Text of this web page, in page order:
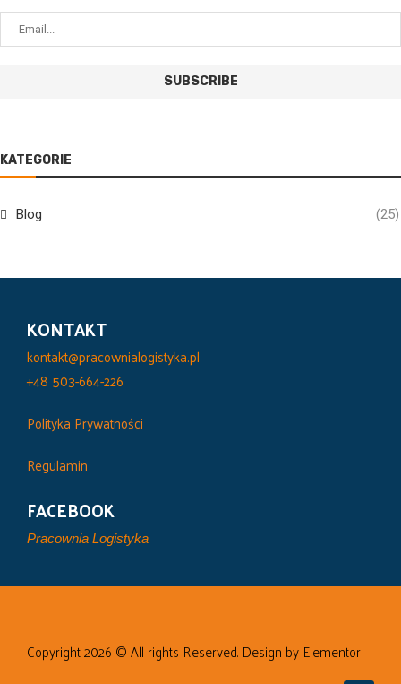
KATEGORIE
Blog (25)
KONTAKT
kontakt@pracownialogistyka.pl
+48 503-664-226
Polityka Prywatności
Regulamin
FACEBOOK
Pracownia Logistyka
Copyright 2026 © All rights Reserved. Design by Elementor